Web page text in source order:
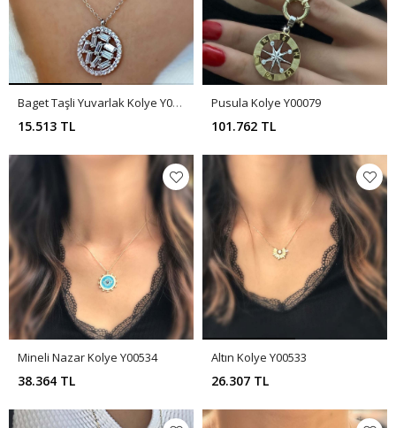
Baget Taşli Yuvarlak Kolye Y00836
15.513 TL
Pusula Kolye Y00079
101.762 TL
Mineli Nazar Kolye Y00534
38.364 TL
Altın Kolye Y00533
26.307 TL